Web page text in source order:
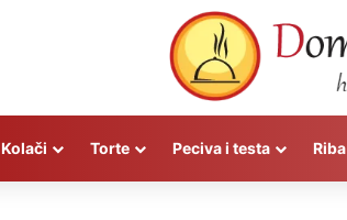
Kolači Torte Peciva i testa Riba